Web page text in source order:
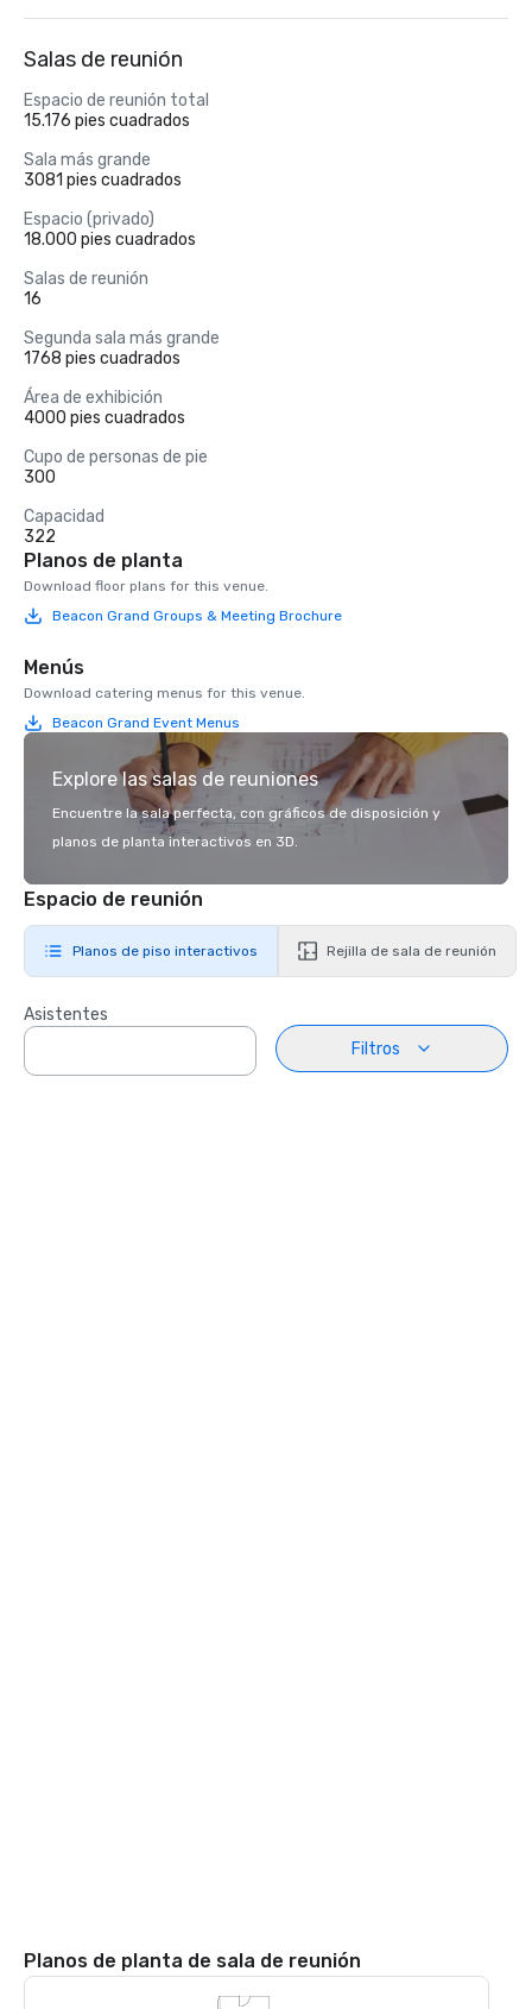
Salas de reunión
Espacio de reunión total
15.176 pies cuadrados
Sala más grande
3081 pies cuadrados
Espacio (privado)
18.000 pies cuadrados
Salas de reunión
16
Segunda sala más grande
1768 pies cuadrados
Área de exhibición
4000 pies cuadrados
Cupo de personas de pie
300
Capacidad
322
Planos de planta
Download floor plans for this venue.
Beacon Grand Groups & Meeting Brochure
Menús
Download catering menus for this venue.
Beacon Grand Event Menus
Explore las salas de reuniones
Encuentre la sala perfecta, con gráficos de disposición y
planos de planta interactivos en 3D.
Espacio de reunión
Planos de piso interactivos Rejilla de sala de reunión
Asistentes
Filtros
Planos de planta de sala de reunión